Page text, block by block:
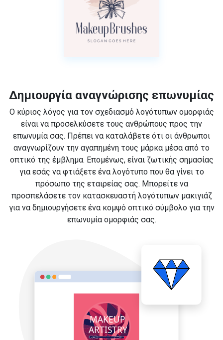
Δημιουργία αναγνώρισης επωνυμίας
Ο κύριος λόγος για τον σχεδιασμό λογότυπων ομορφιάς
είναι να προσελκύσετε τους ανθρώπους προς την
επωνυμία σας. Πρέπει να καταλάβετε ότι οι άνθρωποι
αναγνωρίζουν την αγαπημένη τους μάρκα μέσα από το
οπτικό της έμβλημα. Επομένως, είναι ζωτικής σημασίας
για εσάς να φτιάξετε ένα λογότυπο που θα γίνει το
πρόσωπο της εταιρείας σας. Μπορείτε να
προσπελάσετε τον κατασκευαστή λογότυπων μακιγιάζ
για να δημιουργήσετε ένα κομψό οπτικό σύμβολο για την
επωνυμία ομορφιάς σας.